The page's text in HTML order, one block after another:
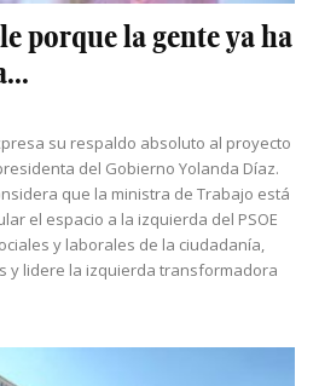
porque la gente ya ha
su respaldo absoluto al proyecto
del Gobierno Yolanda Díaz.
que la ministra de Trabajo está
el espacio a la izquierda del PSOE
y laborales de la ciudadanía,
y lidere la izquierda transformadora